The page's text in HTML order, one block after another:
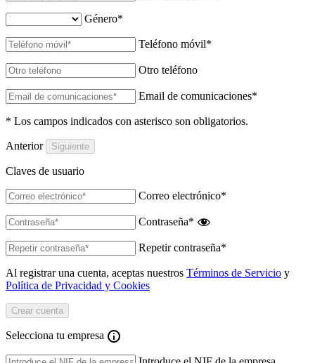
Género*
Teléfono móvil*
Otro teléfono
Email de comunicaciones*
* Los campos indicados con asterisco son obligatorios.
Anterior
Claves de usuario
Correo electrónico*
Contraseña*
Repetir contraseña*
Al registrar una cuenta, aceptas nuestros Términos de Servicio y
Política de Privacidad y Cookies
Selecciona tu empresa